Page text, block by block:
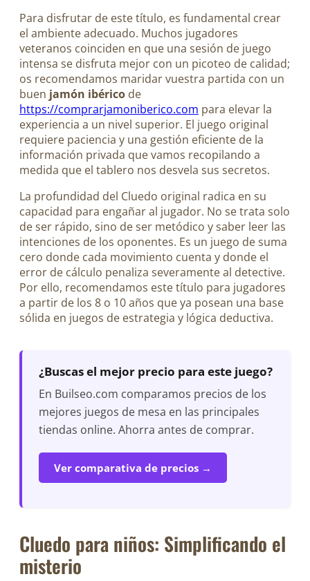
Para disfrutar de este título, es fundamental crear
el ambiente adecuado. Muchos jugadores
veteranos coinciden en que una sesión de juego
intensa se disfruta mejor con un picoteo de calidad;
os recomendamos maridar vuestra partida con un
buen jamón ibérico de
https://comprarjamoniberico.com para elevar la
experiencia a un nivel superior. El juego original
requiere paciencia y una gestión eficiente de la
información privada que vamos recopilando a
medida que el tablero nos desvela sus secretos.
La profundidad del Cluedo original radica en su
capacidad para engañar al jugador. No se trata solo
de ser rápido, sino de ser metódico y saber leer las
intenciones de los oponentes. Es un juego de suma
cero donde cada movimiento cuenta y donde el
error de cálculo penaliza severamente al detective.
Por ello, recomendamos este título para jugadores
a partir de los 8 o 10 años que ya posean una base
sólida en juegos de estrategia y lógica deductiva.
¿Buscas el mejor precio para este juego?
En Builseo.com comparamos precios de los
mejores juegos de mesa en las principales
tiendas online. Ahorra antes de comprar.
Ver comparativa de precios →
Cluedo para niños: Simplificando el
misterio